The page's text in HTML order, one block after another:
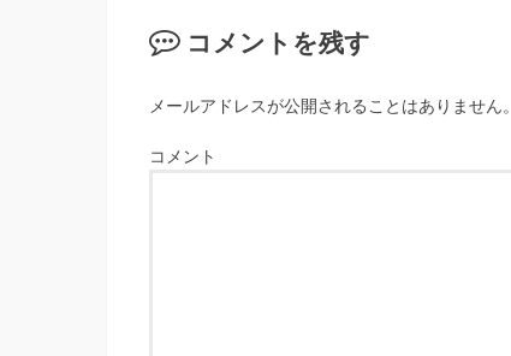
コメントを残す
メールアドレスが公開されることはありません。
コメント